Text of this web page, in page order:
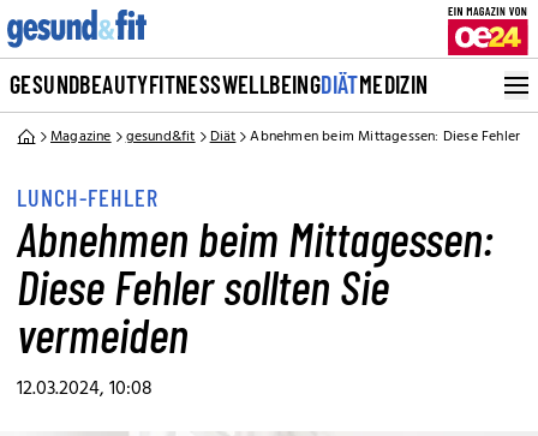
GESUNDBEAUTYFITNESSWELLBEINGDIÄTMEDIZIN
Magazine gesund&fit Diät Abnehmen beim Mittagessen: Diese Fehler
LUNCH-FEHLER
Abnehmen beim Mittagessen:
Diese Fehler sollten Sie
vermeiden
12.03.2024, 10:08